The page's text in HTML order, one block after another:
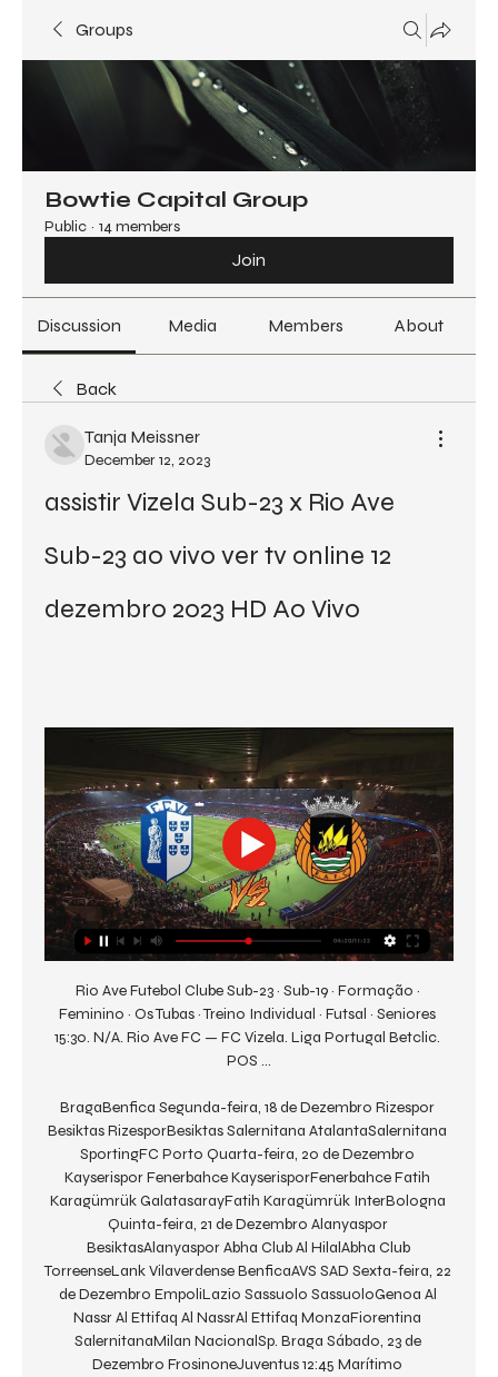
Groups
Bowtie Capital Group
Public · 14 members
Join
Discussion Media Members About
Back
Tanja Meissner
December 12, 2023
assistir Vizela Sub-23 x Rio Ave
Sub-23 ao vivo ver tv online 12
dezembro 2023 HD Ao Vivo
Rio Ave Futebol Clube Sub-23 · Sub-19 · Formação ·
Feminino · Os Tubas · Treino Individual · Futsal · Seniores
15:30. N/A. Rio Ave FC — FC Vizela. Liga Portugal Betclic.
POS ...
BragaBenfica Segunda-feira, 18 de Dezembro Rizespor
Besiktas RizesporBesiktas Salernitana AtalantaSalernitana
SportingFC Porto Quarta-feira, 20 de Dezembro
Kayserispor Fenerbahce KayserisporFenerbahce Fatih
Karagümrük GalatasarayFatih Karagümrük InterBologna
Quinta-feira, 21 de Dezembro Alanyaspor
BesiktasAlanyaspor Abha Club Al HilalAbha Club
TorreenseLank Vilaverdense BenficaAVS SAD Sexta-feira, 22
de Dezembro EmpoliLazio Sassuolo SassuoloGenoa Al
Nassr Al Ettifaq Al NassrAl Ettifaq MonzaFiorentina
SalernitanaMilan NacionalSp. Braga Sábado, 23 de
Dezembro FrosinoneJuventus 12:45 Marítimo